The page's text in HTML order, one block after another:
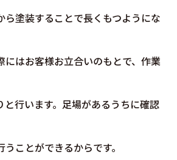
ら塗装することで長くもつようにな
にはお客様お立合いのもとで、作業
と行います。足場があるうちに確認
ことができるからです。